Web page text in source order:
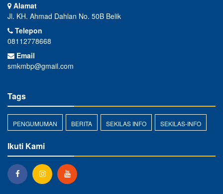
Alamat
Jl. KH. Ahmad Dahlan No. 50B Belik
Telepon
08112778668
Email
smkmbp@gmail.com
Tags
PENGUMUMAN BERITA SEKILAS INFO SEKILAS-INFO
Ikuti Kami